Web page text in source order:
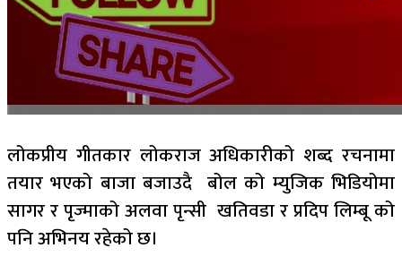
लोकप्रीय गीतकार लोकराज अधिकारीको शब्द रचनामा
तयार भएको बाजा बजाउदै बोल को म्युजिक भिडियोमा
सागर र पृज्माको अलवा पृन्सी खतिवडा र प्रदिप लिम्बू को
पनि अभिनय रहेको छ।